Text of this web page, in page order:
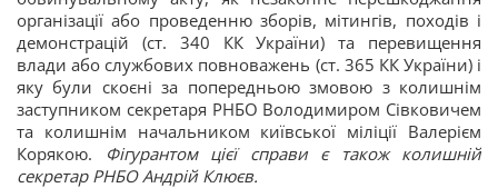
організації або проведенню зборів, мітингів, походів і
демонстрацій (ст. 340 КК України) та перевищення
влади або службових повноважень (ст. 365 КК України) і
яку були скоєні за попередньою змовою з колишнім
заступником секретаря РНБО Володимиром Сівковичем
та колишнім начальником київської міліції Валерієм
Корякою.
Фігурантом цієї справи є також колишній
секретар РНБО Андрій Клюєв.